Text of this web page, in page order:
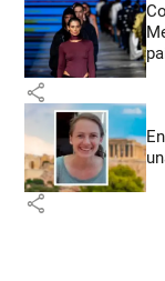
share
share